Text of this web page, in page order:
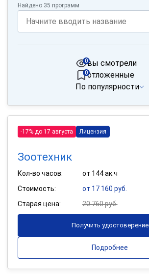
Найдено 35 программ
вы смотрели
0
отложенные
0
По популярности
-17% до 17 августа Лицензия
Зоотехник
Кол-во часов:
от 144 ак.ч
Стоимость:
от 17 160 руб.
Старая цена:
20 760 руб.
Получить удостоверение
Подробнее